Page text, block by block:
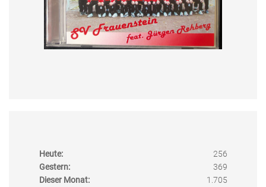
Heute:
256
Gestern:
369
Dieser Monat:
1.705